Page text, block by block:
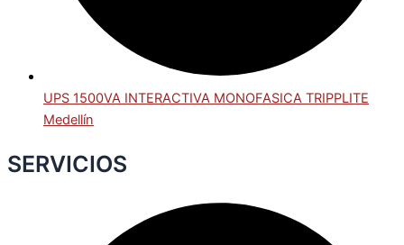
UPS 1500VA INTERACTIVA MONOFASICA TRIPPLITE
Medellín
SERVICIOS